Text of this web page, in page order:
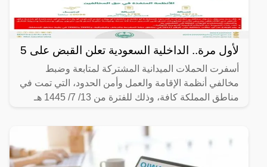
لأول مرة.. الداخلية السعودية تعلن القبض على 5
أسفرت الحملات الميدانية المشتركة لمتابعة وضبط
مخالفي أنظمة الإقامة والعمل وأمن الحدود، التي تمت في
مناطق المملكة كافة، وذلك للفترة من 13/ 7/ 1445 هـ